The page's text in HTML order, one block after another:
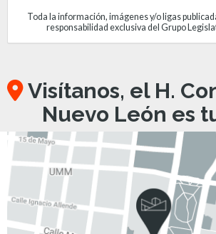
Toda la información, imágenes y/o ligas
responsabilidad exclusiva del Grupo
Visítanos, el H.
Nuevo León es